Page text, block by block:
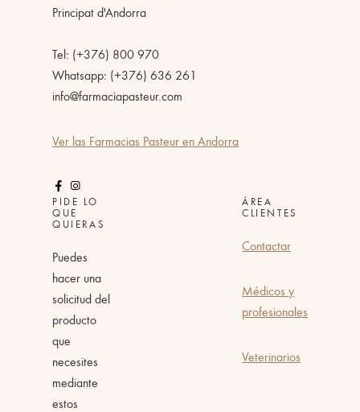
Principat d'Andorra
Tel: (+376) 800 970
Whatsapp: (+376) 636 261
info@farmaciapasteur.com
Ver las Farmacias Pasteur en Andorra
PIDE LO
QUE
QUIERAS
Puedes
hacer una
solicitud del
producto
que
necesites
mediante
estos
ÁREA
CLIENTES
Contactar
Médicos y
profesionales
Veterinarios